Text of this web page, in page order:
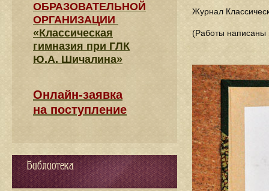
Журнал
(Работы написаны
ОБРАЗОВАТЕЛЬНОЙ
ОРГАНИЗАЦИИ
«Классическая
гимназия при ГЛК
Ю.А. Шичалина»
Онлайн-заявка
на поступление
Библиотека